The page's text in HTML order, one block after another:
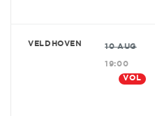
VELDHOVEN 10 AUG
19:00
VOL